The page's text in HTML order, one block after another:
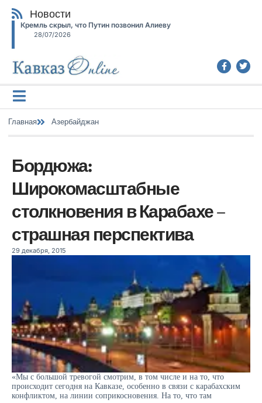
Новости
Кремль скрыл, что Путин позвонил Алиеву
28/07/2026
Главная Азербайджан
Бордюжа:
Широкомасштабные
столкновения в Карабахе –
страшная перспектива
29 декабря, 2015
«Мы с большой тревогой смотрим, в том числе и на то, что
происходит сегодня на Кавказе, особенно в связи с карабахским
конфликтом, на линии соприкосновения. На то, что там